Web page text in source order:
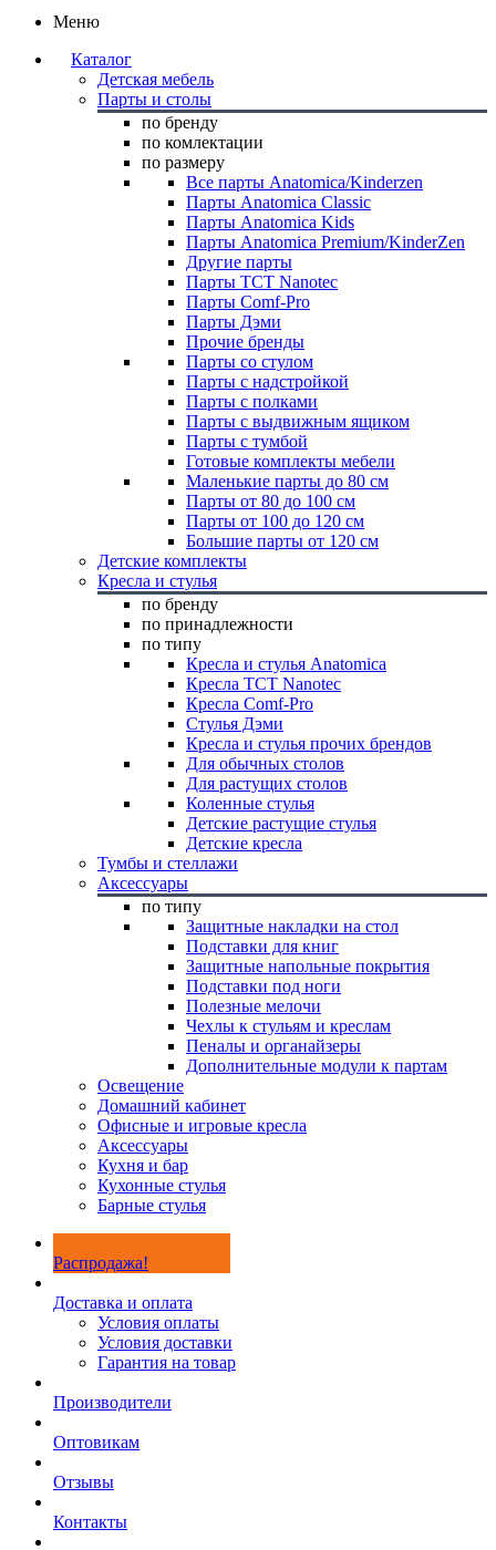
Меню
Каталог
Детская мебель
Парты и столы
по бренду
по комлектации
по размеру
Все парты Anatomica/Kinderzen
Парты Anatomica Classic
Парты Anatomica Kids
Парты Anatomica Premium/KinderZen
Другие парты
Парты TCT Nanotec
Парты Comf-Pro
Парты Дэми
Прочие бренды
Парты со стулом
Парты с надстройкой
Парты с полками
Парты с выдвижным ящиком
Парты с тумбой
Готовые комплекты мебели
Маленькие парты до 80 см
Парты от 80 до 100 см
Парты от 100 до 120 см
Большие парты от 120 см
Детские комплекты
Кресла и стулья
по бренду
по принадлежности
по типу
Кресла и стулья Anatomica
Кресла TCT Nanotec
Кресла Comf-Pro
Стулья Дэми
Кресла и стулья прочих брендов
Для обычных столов
Для растущих столов
Коленные стулья
Детские растущие стулья
Детские кресла
Тумбы и стеллажи
Аксессуары
по типу
Защитные накладки на стол
Подставки для книг
Защитные напольные покрытия
Подставки под ноги
Полезные мелочи
Чехлы к стульям и креслам
Пеналы и органайзеры
Дополнительные модули к партам
Освещение
Домашний кабинет
Офисные и игровые кресла
Аксессуары
Кухня и бар
Кухонные стулья
Барные стулья
Распродажа!
Доставка и оплата
Условия оплаты
Условия доставки
Гарантия на товар
Производители
Оптовикам
Отзывы
Контакты